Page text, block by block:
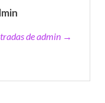
de admin →